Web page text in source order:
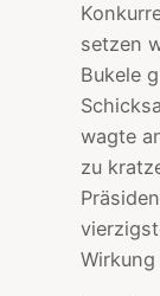
setzen
Bukele
wagte
zu